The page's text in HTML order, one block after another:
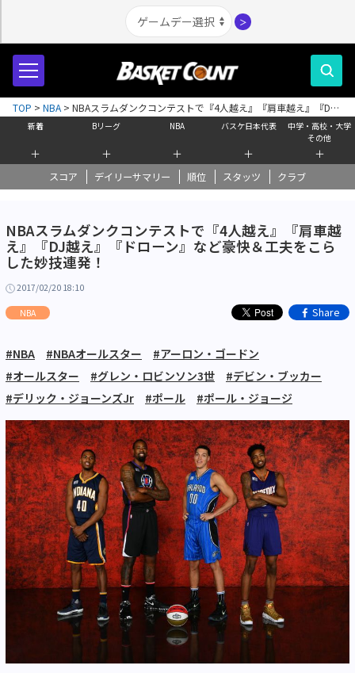
＞
新着
＋
Bリーグ
＋
NBA
＋
バスケ日本代表
＋
中学・高校・大学
その他
＋
スコア デイリーサマリー 順位 スタッツ クラブ
TOP > NBA > NBAスラムダンクコンテストで『4人越え』『肩車越え』『DJ
越え』『ドローン』など豪快＆工夫をこらした妙技連発！
NBAスラムダンクコンテストで『4人越え』『肩車越
え』『DJ越え』『ドローン』など豪快＆工夫をこら
した妙技連発！
2017/02/20 18:10
NBA Share
#NBA #NBAオールスター
#アーロン・ゴードン
#オールスター
#グレン・ロビンソン3世
#デビン・ブッカー
#デリック・ジョーンズJr
#ポール #ポール・ジョージ